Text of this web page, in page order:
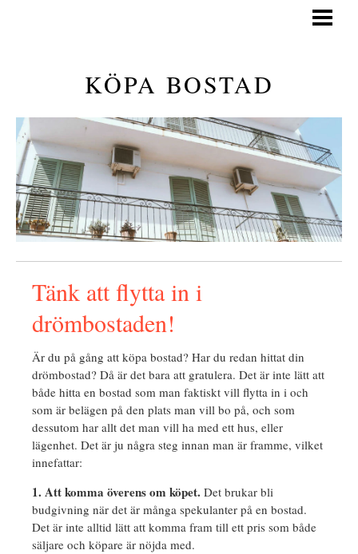
GENERELLA TIPS
KÖPA BOSTAD GUIDE
BLOGG
KÖPA BOSTAD
Tänk att flytta in i
drömbostaden!
Är du på gång att köpa bostad? Har du redan hittat din
drömbostad? Då är det bara att gratulera. Det är inte lätt att
både hitta en bostad som man faktiskt vill flytta in i och
som är belägen på den plats man vill bo på, och som
dessutom har allt det man vill ha med ett hus, eller
lägenhet. Det är ju några steg innan man är framme, vilket
innefattar:
1. Att komma överens om köpet. Det brukar bli
budgivning när det är många spekulanter på en bostad.
Det är inte alltid lätt att komma fram till ett pris som både
säljare och köpare är nöjda med.